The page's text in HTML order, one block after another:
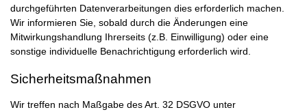
durchgeführten Datenverarbeitungen dies erforderlich machen.
Wir informieren Sie, sobald durch die Änderungen eine
Mitwirkungshandlung Ihrerseits (z.B. Einwilligung) oder eine
sonstige individuelle Benachrichtigung erforderlich wird.
Sicherheitsmaßnahmen
Wir treffen nach Maßgabe des Art. 32 DSGVO unter